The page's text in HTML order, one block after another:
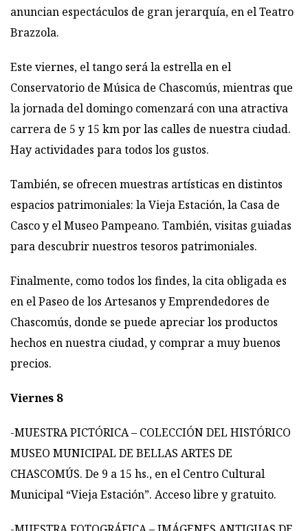
anuncian espectáculos de gran jerarquía, en el Teatro
Brazzola.
Este viernes, el tango será la estrella en el
Conservatorio de Música de Chascomús, mientras que
la jornada del domingo comenzará con una atractiva
carrera de 5 y 15 km por las calles de nuestra ciudad.
Hay actividades para todos los gustos.
También, se ofrecen muestras artísticas en distintos
espacios patrimoniales: la Vieja Estación, la Casa de
Casco y el Museo Pampeano. También, visitas guiadas
para descubrir nuestros tesoros patrimoniales.
Finalmente, como todos los findes, la cita obligada es
en el Paseo de los Artesanos y Emprendedores de
Chascomús, donde se puede apreciar los productos
hechos en nuestra ciudad, y comprar a muy buenos
precios.
Viernes 8
-MUESTRA PICTÓRICA – COLECCIÓN DEL HISTÓRICO
MUSEO MUNICIPAL DE BELLAS ARTES DE
CHASCOMÚS. De 9 a 15 hs., en el Centro Cultural
Municipal “Vieja Estación”. Acceso libre y gratuito.